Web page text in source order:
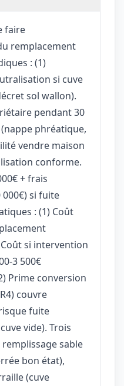
faire
remplacement
: (1)
si cuve
sol wallon).
pendant 30
phréatique,
vendre maison
conforme.
+ frais
si fuite
: (1) Coût
si intervention
3 500€
Prime conversion
couvre
fuite
vide). Trois
sable
bon état),
(cuve